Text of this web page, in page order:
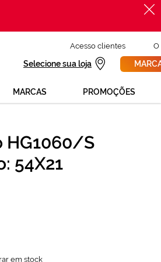
Acesso clientes O
Selecione sua loja
MARCAS PROMOÇÕES
HG1060/S
54X21
em stock